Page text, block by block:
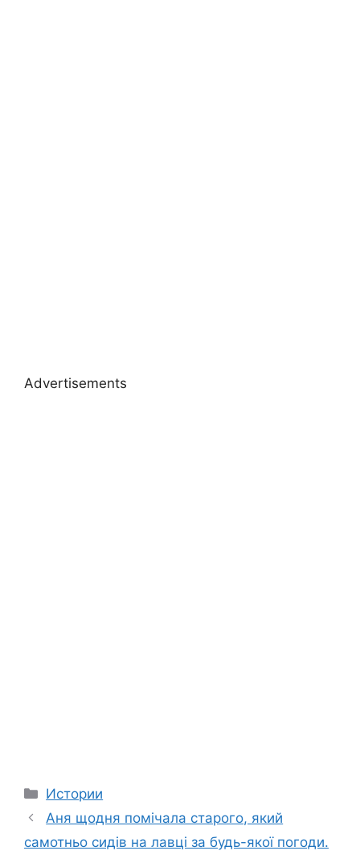
Advertisements
Categories
Истории
Аня щодня помічала старого, який
самотньо сидів на лавці за будь-якої погоди.